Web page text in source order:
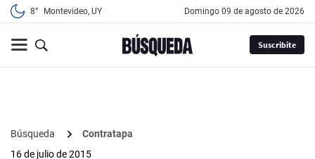
8° Montevideo, UY domingo 09 de agosto de 2026
Suscribite
Búsqueda
Contratapa
16 de julio de 2015